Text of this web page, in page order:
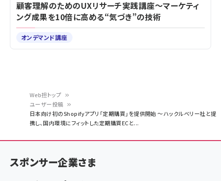
く
ず
Web担トップ
ユーザー投稿
日本向け初のShopifyアプリ「定期購買」を提供開始 ～ハックルベリー社と提
携し、国内環境にフィットした定期購買ECと...
顧客理解のためのUXリサーチ実践講座～マーケティ
ング成果を10倍に高める“気づき”の技術
オンデマンド講座
スポンサー企業さま